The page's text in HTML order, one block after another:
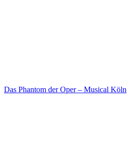
Das Phantom der Oper – Musical Köln